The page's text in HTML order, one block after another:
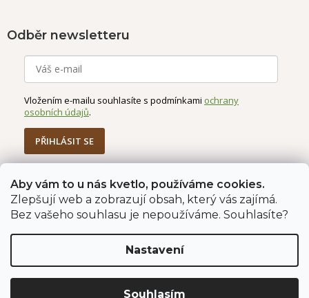
Aby vám to u nás kvetlo, používáme cookies.
Zlepšují web a zobrazují obsah, který vás zajímá.
Bez vašeho souhlasu je nepoužíváme. Souhlasíte?
Nastavení
Souhlasím
Odběr newsletteru
Vložením e-mailu souhlasíte s podmínkami ochrany
osobních údajů.
PŘIHLÁSIT SE
Jahodárna Brozany Obchodní podmínky
Podmínky ochrany údajů
Vytvořil Shoptet Premium
Jahodárna Brozany nad Ohří s.r.o.